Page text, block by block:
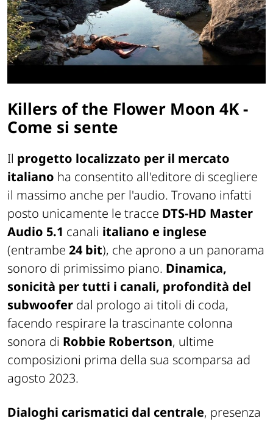
Killers of the Flower Moon 4K -
Come si sente
Il progetto localizzato per il mercato
italiano ha consentito all'editore di scegliere
il massimo anche per l'audio. Trovano infatti
posto unicamente le tracce DTS-HD Master
Audio 5.1 canali italiano e inglese
(entrambe 24 bit), che aprono a un panorama
sonoro di primissimo piano. Dinamica,
sonicità per tutti i canali, profondità del
subwoofer dal prologo ai titoli di coda,
facendo respirare la trascinante colonna
sonora di Robbie Robertson, ultime
composizioni prima della sua scomparsa ad
agosto 2023.
Dialoghi carismatici dal centrale, presenza